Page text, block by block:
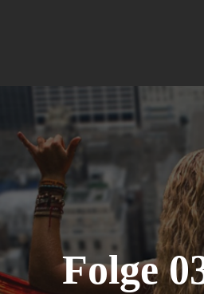
Folge